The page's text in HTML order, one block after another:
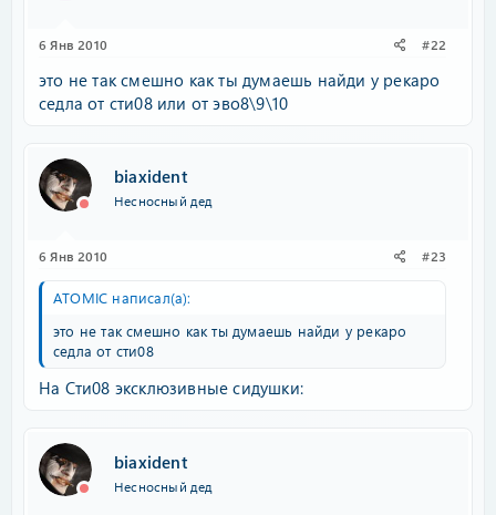
6 Янв 2010 #22
это не так смешно как ты думаешь найди у рекаро
седла от сти08 или от эво8\9\10
biaxident
Несносный дед
6 Янв 2010 #23
ATOMIC написал(а):
это не так смешно как ты думаешь найди у рекаро
седла от сти08
На Сти08 эксклюзивные сидушки:
biaxident
Несносный дед